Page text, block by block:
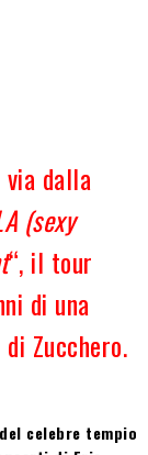
dalla
(sexy
“, il tour
di una
Zucchero.
celebre tempio